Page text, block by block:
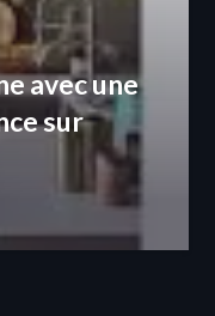
avec une
sur